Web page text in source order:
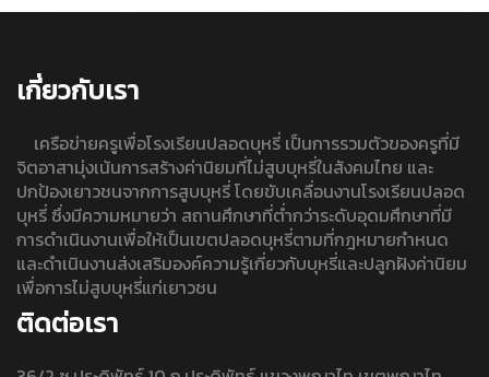
เกี่ยวกับเรา
เครือข่ายครูเพื่อโรงเรียนปลอดบุหรี่ เป็นการรวมตัวของครูที่มี
จิตอาสามุ่งเน้นการสร้างค่านิยมที่ไม่สูบบุหรี่ในสังคมไทย และ
ปกป้องเยาวชนจากการสูบบุหรี่ โดยขับเคลื่อนงานโรงเรียนปลอด
บุหรี่ ซึ่งมีความหมายว่า สถานศึกษาที่ต่ำกว่าระดับอุดมศึกษาที่มี
การดำเนินงานเพื่อให้เป็นเขตปลอดบุหรี่ตามที่กฎหมายกำหนด
และดำเนินงานส่งเสริมองค์ความรู้เกี่ยวกับบุหรี่และปลูกฝังค่านิยม
เพื่อการไม่สูบบุหรี่แก่เยาวชน
ติดต่อเรา